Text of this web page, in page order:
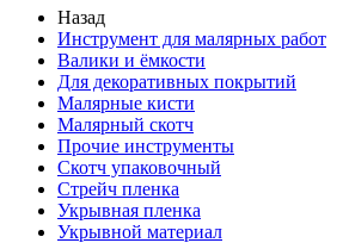
Назад
Инструмент для малярных работ
Валики и ёмкости
Для декоративных покрытий
Малярные кисти
Малярный скотч
Прочие инструменты
Скотч упаковочный
Стрейч пленка
Укрывная пленка
Укрывной материал